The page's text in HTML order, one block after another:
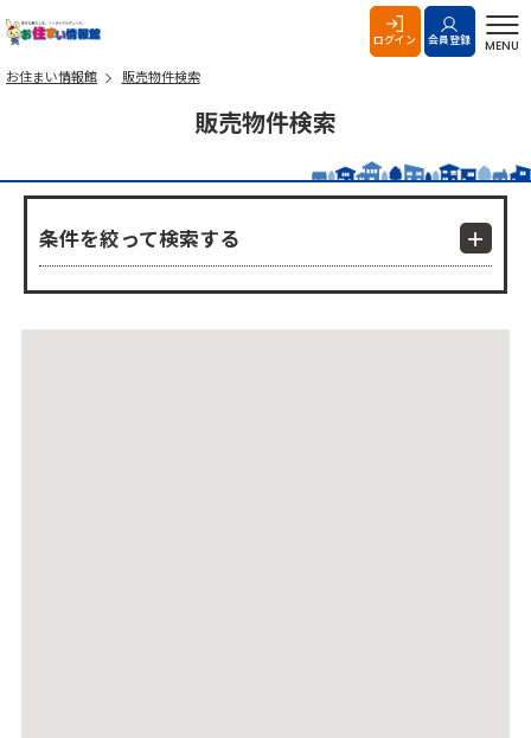
ログイン 会員登録 MENU
お住まい情報館 販売物件検索
販売物件検索
条件を絞って検索する